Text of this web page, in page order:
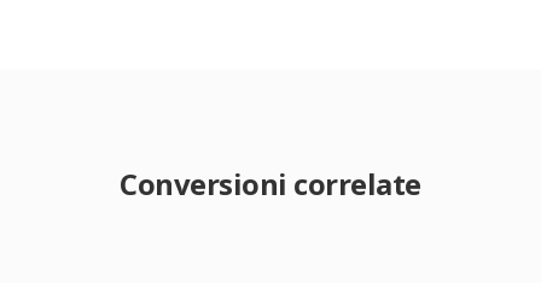
Conversioni correlate